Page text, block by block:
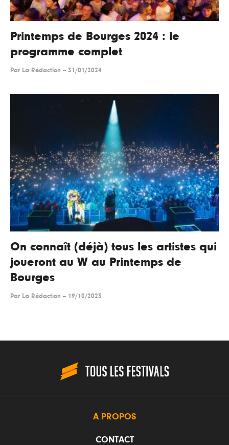
Printemps de Bourges 2024 : le
programme complet
Par La Rédaction -- 31/01/2024
On connaît (déjà) tous les artistes qui
joueront au W au Printemps de
Bourges
Par La Rédaction -- 19/10/2023
A PROPOS
CONTACT